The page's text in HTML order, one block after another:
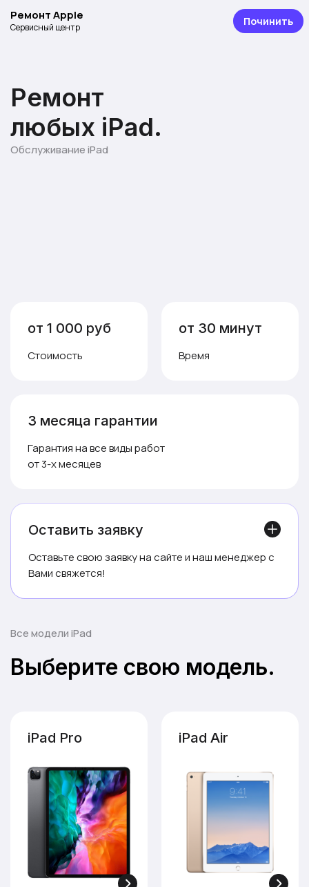
Ремонт Apple
Сервисный центр Починить
Обслуживание iPad
Ремонт
любых iPad.
от 1 000 руб
Стоимость
Оставить заявку
Оставьте свою заявку на сайте и наш менеджер с
Вами свяжется!
3 месяца гарантии
Гарантия на все виды работ
от 3-х месяцев
от 30 минут
Время
Все модели iPad
Выберите свою модель.
iPad Pro iPad Air
iPad 3
iPad 2